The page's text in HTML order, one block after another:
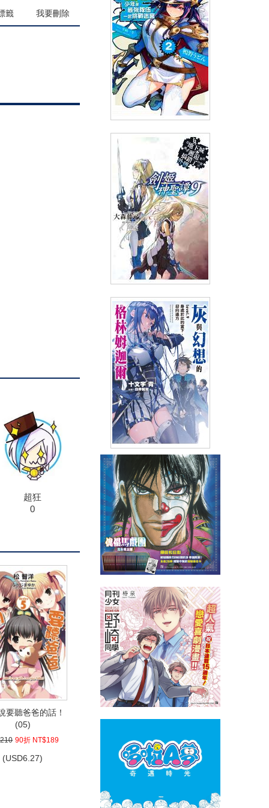
籤 我要刪除
超狂
0
要聽爸爸的話！
(05)
90折 NT$189
(USD6.27)
輕小說 獲得超弱技能「地圖
化」的少年跟最強隊伍一起挑戰
迷宮(02)
NT$230 90折 NT$207 (USD6.87)
輕小說 在地下城尋求邂逅是否
搞錯了什麼 外傳 劍姬神聖譚
(09)
NT$240 90折 NT$216 (USD7.17)
輕小說灰與幻想的格林姆迦爾
(09)身處於此的當下，迎向遠方
NT$230 90折 NT$207 (USD6.87)